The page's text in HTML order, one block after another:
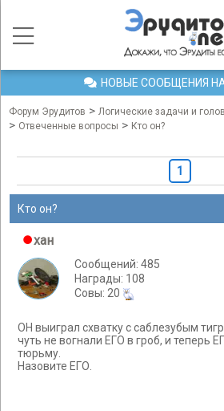
НОВЫЕ СООБЩЕНИЯ
Форум Эрудитов > Логические задачи и
> Отвеченные вопросы > Кто он?
1
Кто он?
хан
Сообщений: 485
Награды: 108
Cовы: 20
ОН выиграл схватку с саблезубым
чуть не вогнали ЕГО в гроб, и теперь
тюрьму.
Назовите ЕГО.